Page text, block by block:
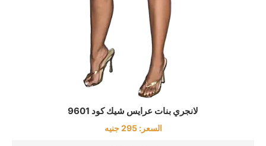
لانجري بنات عرايس شيك كود 9601
السعر:295 جنيه